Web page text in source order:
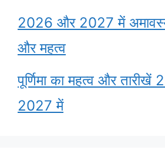
2026 और 2027 में
और महत्व
पूर्णिमा का महत्व और तारीखें
2027 में